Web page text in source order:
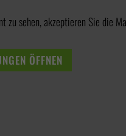
zu sehen, akzeptieren Sie die
ÖFFNEN